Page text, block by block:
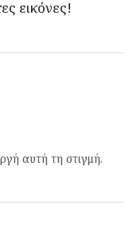
εικόνες!
αυτή τη στιγμή.